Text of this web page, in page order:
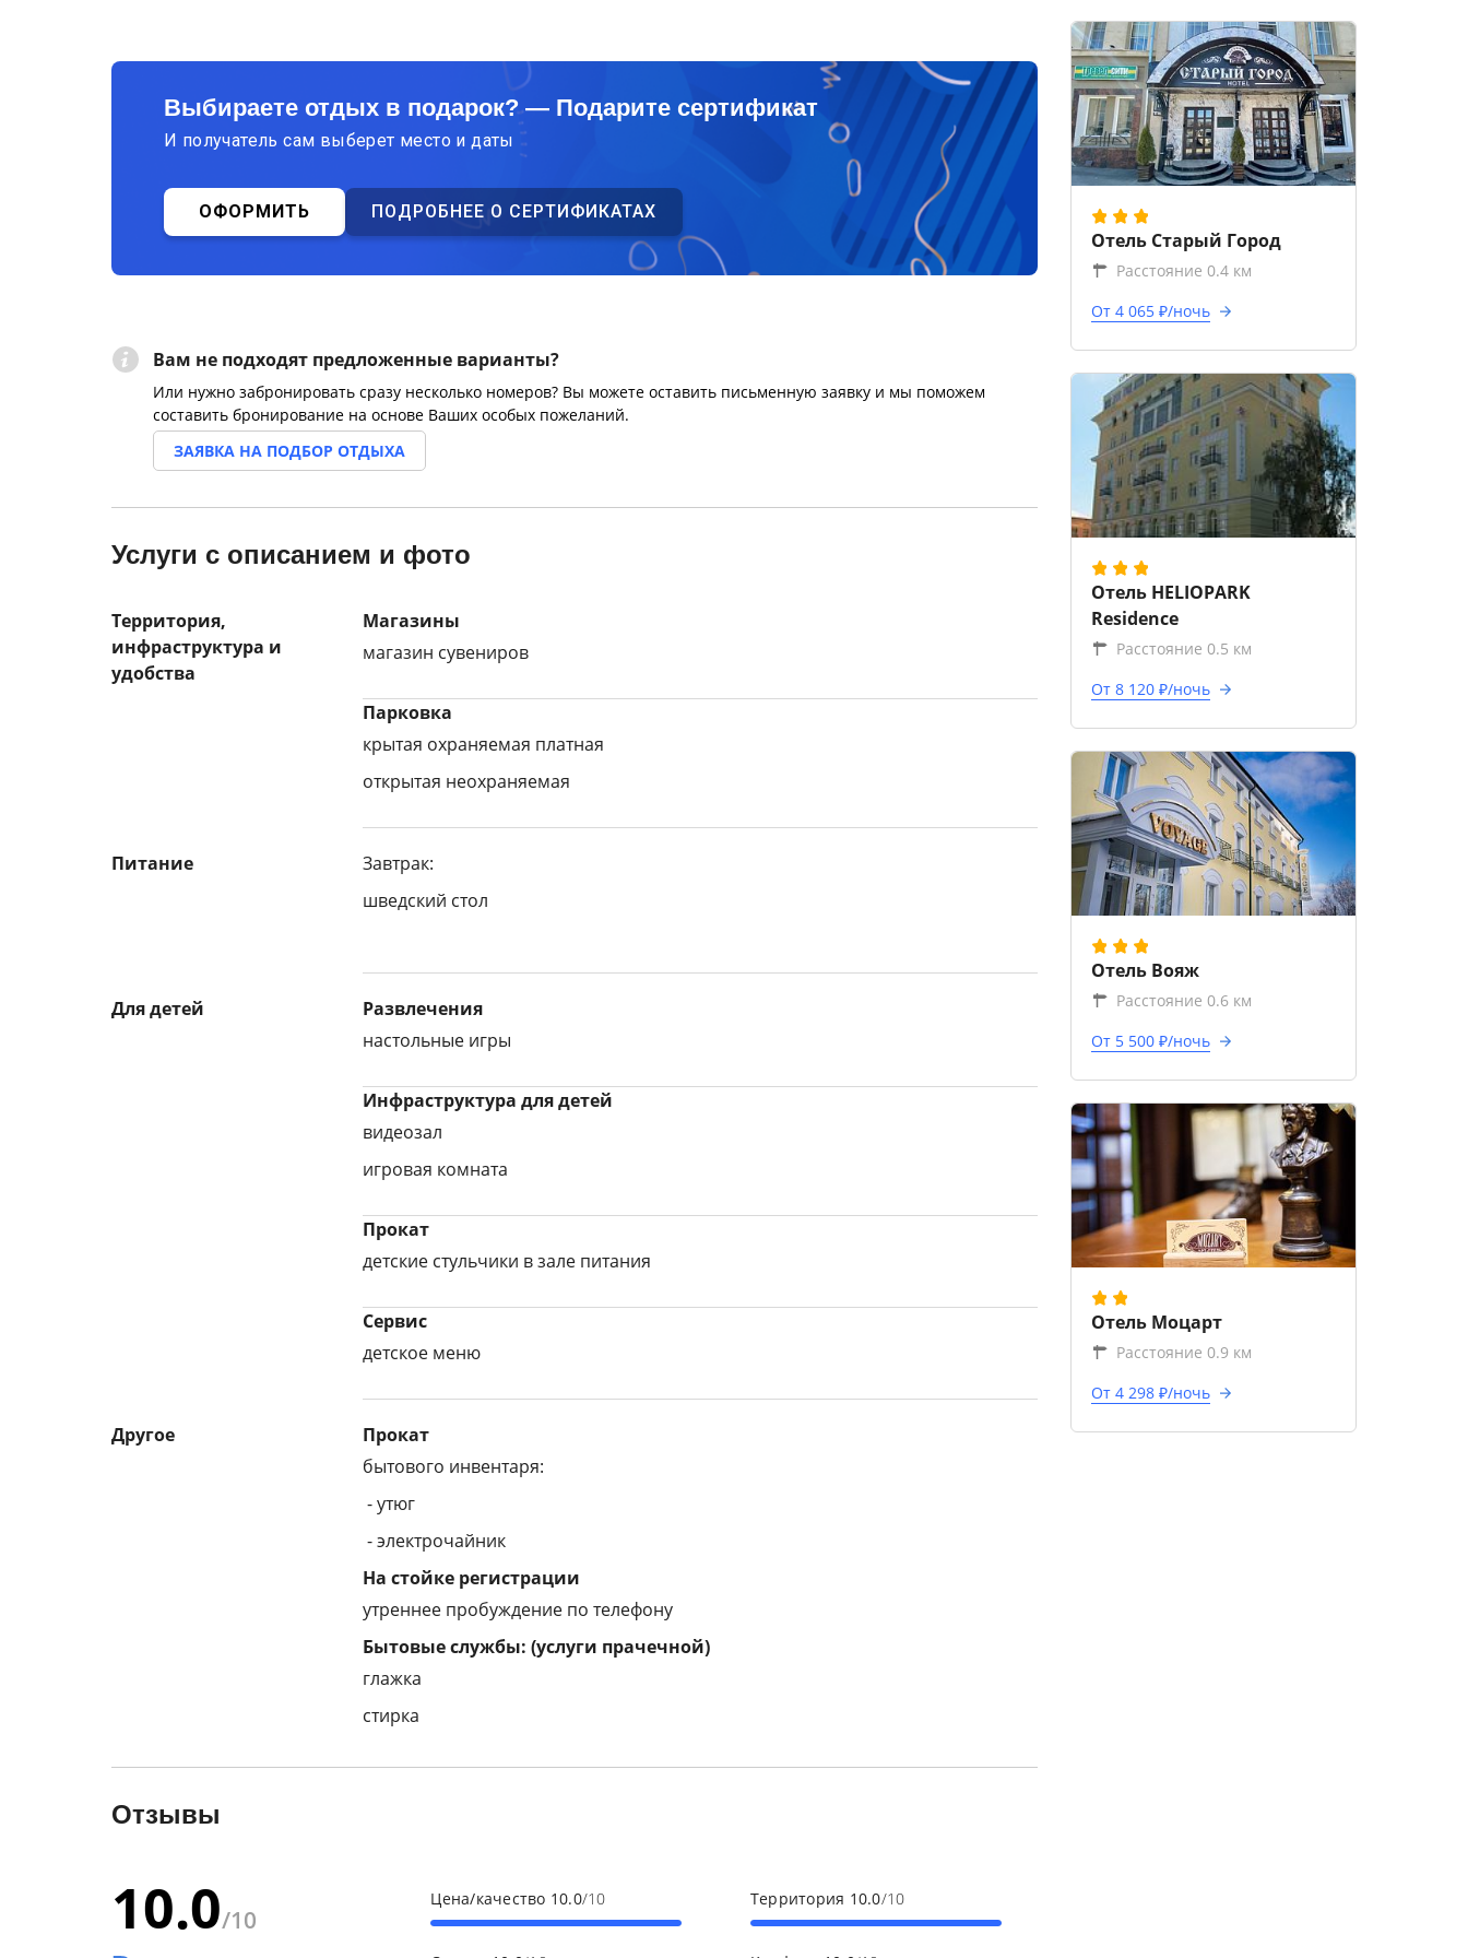
Выбираете отдых в подарок? — Подарите сертификат
И получатель сам выберет место и даты
ОФОРМИТЬ ПОДРОБНЕЕ О СЕРТИФИКАТАХ
Вам не подходят предложенные варианты?
Или нужно забронировать сразу несколько номеров? Вы можете оставить письменную заявку и мы поможем
составить бронирование на основе Ваших особых пожеланий.
ЗАЯВКА НА ПОДБОР ОТДЫХА
Услуги с описанием и фото
Территория,
инфраструктура и
удобства
Магазины
магазин сувениров
Парковка
крытая охраняемая платная
открытая неохраняемая
Питание
Завтрак:
шведский стол
Для детей
Развлечения
настольные игры
Инфраструктура для детей
видеозал
игровая комната
Прокат
детские стульчики в зале питания
Сервис
детское меню
Другое
Прокат
бытового инвентаря:
- утюг
- электрочайник
На стойке регистрации
утреннее пробуждение по телефону
Бытовые службы: (услуги прачечной)
глажка
стирка
Отзывы
10.0/10
Цена/качество 10.0/10 Территория 10.0/10
Отель Старый Город
Расстояние 0.4 км
От 4 065 ₽/ночь
Отель HELIOPARK
Residence
Расстояние 0.5 км
От 8 120 ₽/ночь
Отель Вояж
Расстояние 0.6 км
От 5 500 ₽/ночь
Отель Моцарт
Расстояние 0.9 км
От 4 298 ₽/ночь